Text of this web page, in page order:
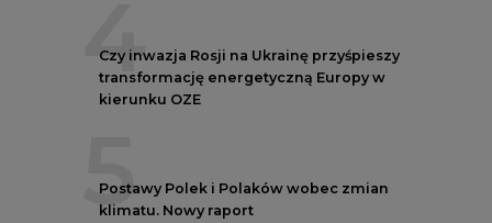
FUTURES